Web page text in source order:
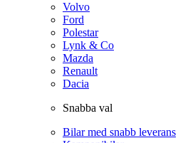
Volvo
Ford
Polestar
Lynk & Co
Mazda
Renault
Dacia
Snabba val
Bilar med snabb leverans